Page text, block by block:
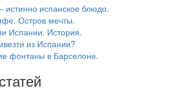
истинно испанское блюдо.
Остров мечты.
Испании. История.
из Испании?
фонтаны в Барселоне.